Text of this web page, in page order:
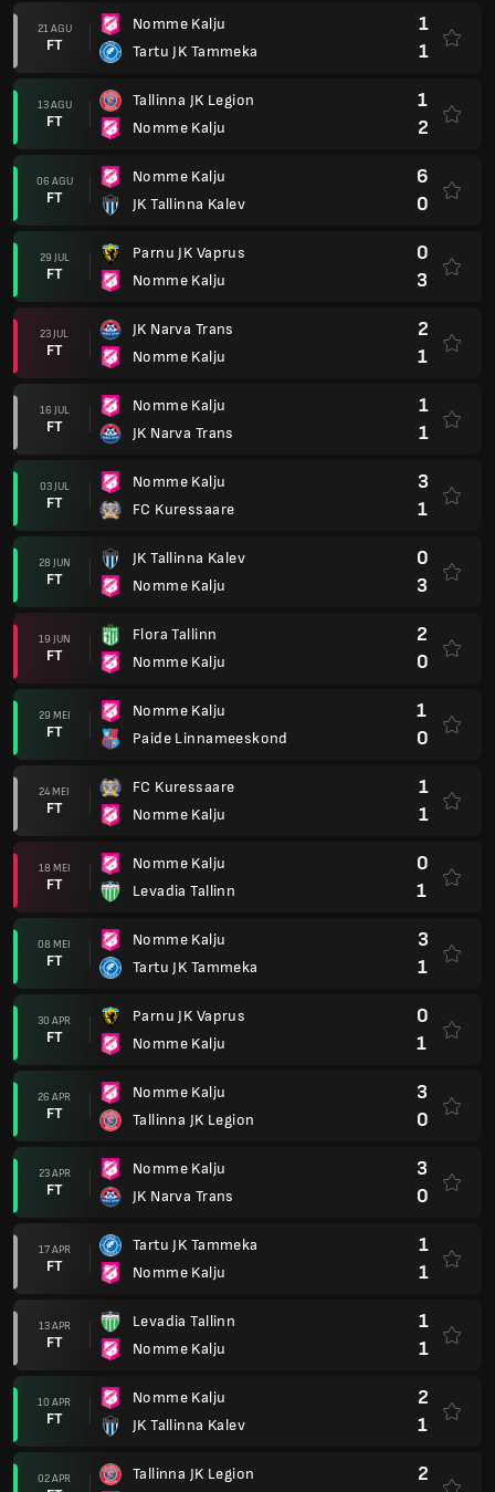
21 AGU
FT
Nomme Kalju
Tartu JK Tammeka
1
1
13 AGU
FT
Tallinna JK Legion
Nomme Kalju
1
2
06 AGU
FT
Nomme Kalju
JK Tallinna Kalev
6
0
29 JUL
FT
Parnu JK Vaprus
Nomme Kalju
0
3
23 JUL
FT
JK Narva Trans
Nomme Kalju
2
1
16 JUL
FT
Nomme Kalju
JK Narva Trans
1
1
03 JUL
FT
Nomme Kalju
FC Kuressaare
3
1
28 JUN
FT
JK Tallinna Kalev
Nomme Kalju
0
3
19 JUN
FT
Flora Tallinn
Nomme Kalju
2
0
29 MEI
FT
Nomme Kalju
Paide Linnameeskond
1
0
24 MEI
FT
FC Kuressaare
Nomme Kalju
1
1
18 MEI
FT
Nomme Kalju
Levadia Tallinn
0
1
08 MEI
FT
Nomme Kalju
Tartu JK Tammeka
3
1
30 APR
FT
Parnu JK Vaprus
Nomme Kalju
0
1
26 APR
FT
Nomme Kalju
Tallinna JK Legion
3
0
23 APR
FT
Nomme Kalju
JK Narva Trans
3
0
17 APR
FT
Tartu JK Tammeka
Nomme Kalju
1
1
13 APR
FT
Levadia Tallinn
Nomme Kalju
1
1
10 APR
FT
Nomme Kalju
JK Tallinna Kalev
2
1
02 APR Tallinna JK Legion
2